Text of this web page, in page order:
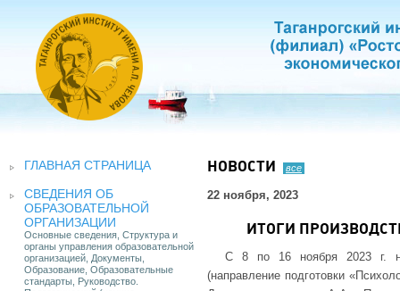
ГЛАВНАЯ СТРАНИЦА
СВЕДЕНИЯ ОБ
ОБРАЗОВАТЕЛЬНОЙ
ОРГАНИЗАЦИИ
Основные сведения, Структура и
органы управления образовательной
организацией, Документы,
Образование, Образовательные
стандарты, Руководство.
НОВОСТИ все
22 ноября, 2023
ИТОГИ
С 8 по 16 ноября 2023 г.
(направление подготовки